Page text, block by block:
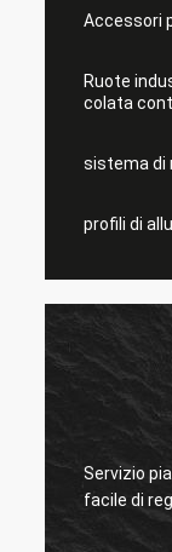
Accessori
Ruote
colata
sistema di
profili di
Ciao,
2808